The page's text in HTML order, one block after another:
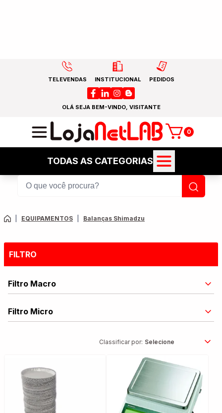
TELEVENDAS INSTITUCIONAL PEDIDOS
OLÁ SEJA BEM-VINDO, VISITANTE
0
TODAS AS CATEGORIAS
EQUIPAMENTOS Balanças Shimadzu
FILTRO
Filtro Macro
Filtro Micro
Classificar por: